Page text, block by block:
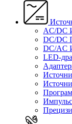
AC/DC
DC/DC
DC/AC
LED-